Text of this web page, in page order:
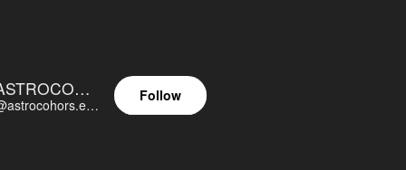
ASTROCOHORS EUNOIA ULTIMA
@astrocohors.eu@astrocohors.eu
Follow